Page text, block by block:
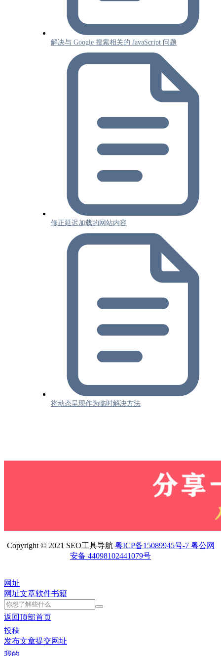
解决与 Google 搜索相关的 JavaScript 问题
修正延迟加载的网站内容
将动态呈现作为临时解决方法
Copyright © 2021 SEO工具导航 粤ICP备15089945号-7 粤公网
安备 44098102441079号
网址
网址文章软件书籍
返回顶部首页
投稿
发布文章提交网址
我的